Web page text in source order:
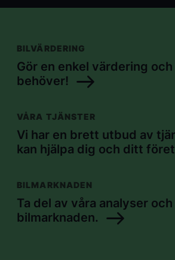
BILVÄRDERING
Gör en enkel värdering
behöver!
VÅRA TJÄNSTER
Vi har en brett utbud av
kan hjälpa dig och ditt
BILMARKNADEN
Ta del av våra analyser
bilmarknaden.